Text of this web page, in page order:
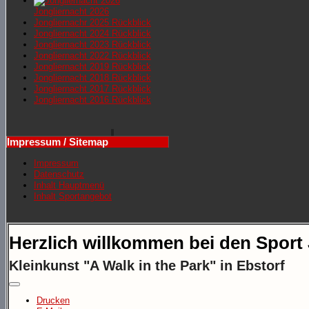
Jongliernacht 2026
Jongliernachr 2025 Rückblick
Jongliernacht 2024 Rückblick
Jongliernacht 2023 Rückblick
Jongliernacht 2022 Rückblick
Jongliernacht 2019 Rückblick
Jongliernacht 2018 Rückblick
Jongliernacht 2017 Rückblick
Jongliernacht 2016 Rückblick
Impressum / Sitemap
Impressum
Datenschutz
Inhalt Hauptmenü
Inhalt Sportangebot
Herzlich willkommen bei den Sport
Kleinkunst "A Walk in the Park" in Ebstorf
Drucken